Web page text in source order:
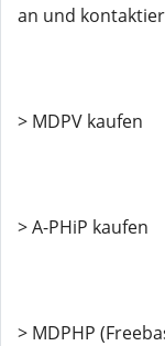
an und
> MDPV kaufen
> A-PHiP kaufen
> MDPHP